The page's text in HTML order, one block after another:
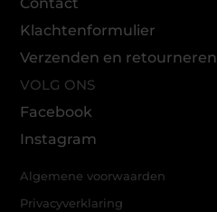
Klachtenformulier
Verzenden en retourneren
VOLG ONS
Facebook
Instagram
Algemene voorwaarden
Privacyverklaring